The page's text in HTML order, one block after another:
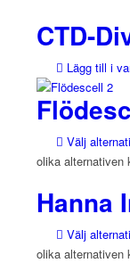
CTD-
Lägg till i
Välj
olika alternativen
Hanna
Välj
olika alternativen